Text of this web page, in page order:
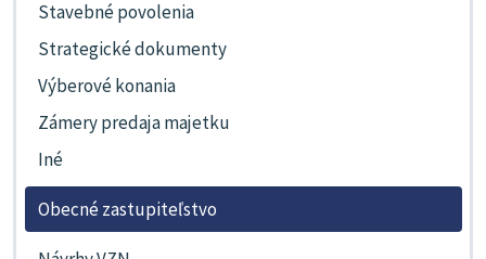
Stavebné povolenia
Strategické dokumenty
Výberové konania
Zámery predaja majetku
Iné
Obecné zastupiteľstvo